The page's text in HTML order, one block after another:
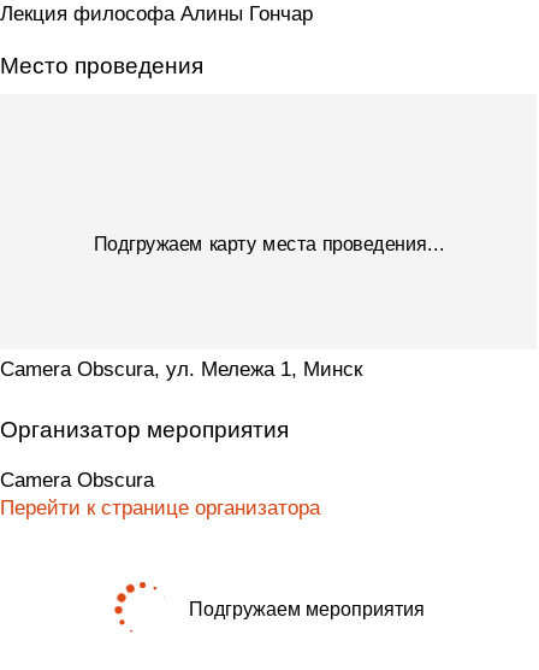
Лекция философа Алины Гончар
Место проведения
Camera Obscura, ул. Мележа 1, Минск
Организатор мероприятия
Camera Obscura
Перейти к странице организатора
Подгружаем мероприятия